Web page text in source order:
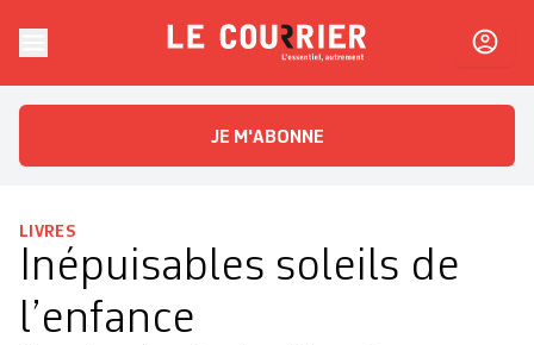
Le CourrierL'essentiel, autrement
JE M'ABONNE
LIVRES
Inépuisables soleils de
l’enfance